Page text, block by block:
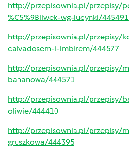
http://przepisownia.pl/przepisy/
%C5%9Bliwek-wg-lucynki/445491
http://przepisownia.pl/przepisy/
calvadosem-i-imbirem/444577
http://przepisownia.pl/przepisy/
bananowa/444571
http://przepisownia.pl/przepisy/
oliwie/444410
http://przepisownia.pl/przepisy/
gruszkowa/444395